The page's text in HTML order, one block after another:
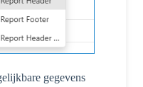
gegevens